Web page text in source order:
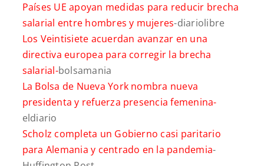
Países UE apoyan medidas para reducir brecha
salarial entre hombres y mujeres-diariolibre
Los Veintisiete acuerdan avanzar en una
directiva europea para corregir la brecha
salarial-bolsamania
La Bolsa de Nueva York nombra nueva
presidenta y refuerza presencia femenina-
eldiario
Scholz completa un Gobierno casi paritario
para Alemania y centrado en la pandemia-